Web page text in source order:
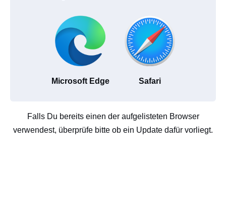
Microsoft Edge Safari
Falls Du bereits einen der aufgelisteten Browser
verwendest, überprüfe bitte ob ein Update dafür vorliegt.